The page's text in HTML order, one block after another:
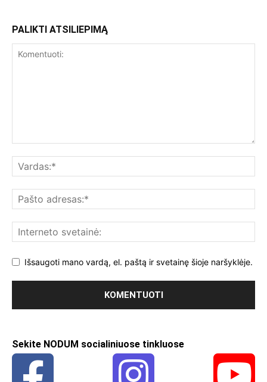
PALIKTI ATSILIEPIMĄ
Išsaugoti mano vardą, el. paštą ir svetainę šioje naršyklėje.
Sekite NODUM socialiniuose tinkluose